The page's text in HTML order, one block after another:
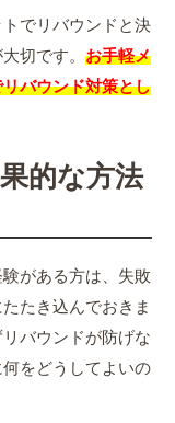
でリバウンドと決
切です。お手軽メ
バウンド対策とし
的な方法
がある方は、失敗
たき込んでおきま
バウンドが防げな
をどうしてよいの